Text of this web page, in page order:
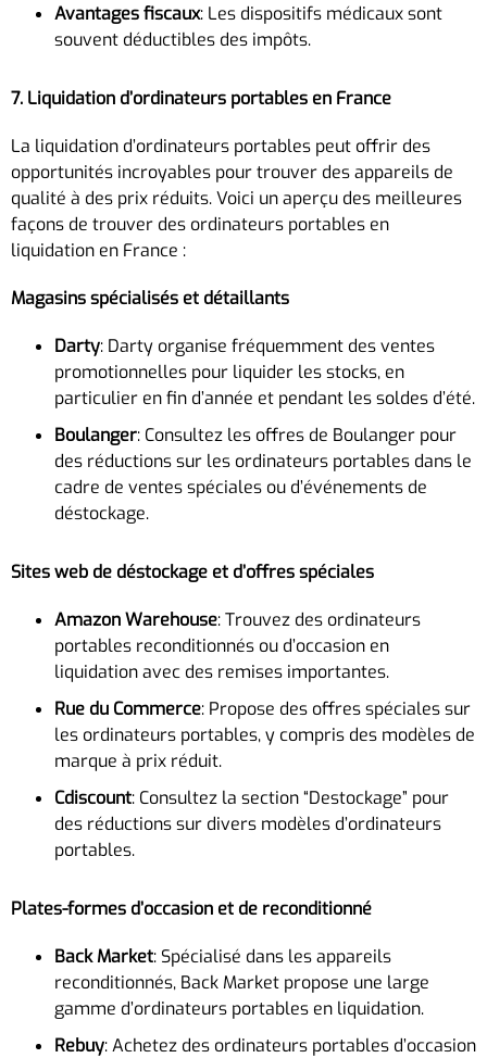
Avantages fiscaux: Les dispositifs médicaux sont
souvent déductibles des impôts.
7. Liquidation d’ordinateurs portables en France
La liquidation d’ordinateurs portables peut offrir des
opportunités incroyables pour trouver des appareils de
qualité à des prix réduits. Voici un aperçu des meilleures
façons de trouver des ordinateurs portables en
liquidation en France :
Magasins spécialisés et détaillants
Darty: Darty organise fréquemment des ventes
promotionnelles pour liquider les stocks, en
particulier en fin d’année et pendant les soldes d’été.
Boulanger: Consultez les offres de Boulanger pour
des réductions sur les ordinateurs portables dans le
cadre de ventes spéciales ou d’événements de
déstockage.
Sites web de déstockage et d’offres spéciales
Amazon Warehouse: Trouvez des ordinateurs
portables reconditionnés ou d’occasion en
liquidation avec des remises importantes.
Rue du Commerce: Propose des offres spéciales sur
les ordinateurs portables, y compris des modèles de
marque à prix réduit.
Cdiscount: Consultez la section “Destockage” pour
des réductions sur divers modèles d’ordinateurs
portables.
Plates-formes d’occasion et de reconditionné
Back Market: Spécialisé dans les appareils
reconditionnés, Back Market propose une large
gamme d’ordinateurs portables en liquidation.
Rebuy: Achetez des ordinateurs portables d’occasion